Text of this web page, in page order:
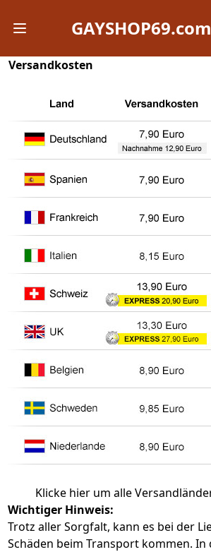
Open mobile menuGAYSHOP69.com
Versandkosten
Klicke hier um alle
Wichtiger Hinweis:
Trotz aller Sorgfalt, kann es bei der
Schäden beim Transport kommen. In